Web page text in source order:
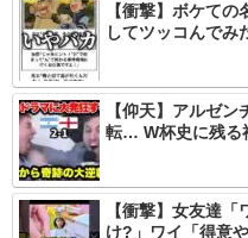
【衝撃】ボケて
してツッコんで
【仰天】アルゼ
転… W杯史に残る
【衝撃】女友達
け?」ワイ「得意や